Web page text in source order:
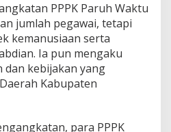
PPPK Paruh Waktu
jumlah pegawai, tetapi
kemanusiaan serta
Ia pun mengaku
dan kebijakan yang
Kabupaten
para PPPK